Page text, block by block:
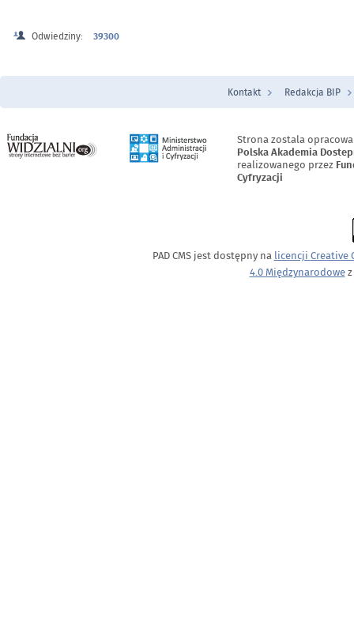
Odwiedziny: 39300
Menu Stopka
Kontakt Redakcja BIP
Strona zostala
Polska Akademia
realizowanego przez
Cyfryzacji
PAD CMS jest dostępny na licencji Creative
4.0 Międzynarodowez